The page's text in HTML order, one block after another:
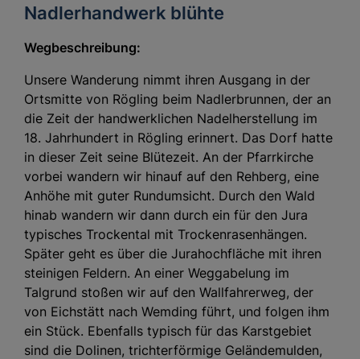
Nadlerhandwerk blühte
Wegbeschreibung:
Unsere Wanderung nimmt ihren Ausgang in der
Ortsmitte von Rögling beim Nadlerbrunnen, der an
die Zeit der handwerklichen Nadelherstellung im
18. Jahrhundert in Rögling erinnert. Das Dorf hatte
in dieser Zeit seine Blütezeit. An der Pfarrkirche
vorbei wandern wir hinauf auf den Rehberg, eine
Anhöhe mit guter Rundumsicht. Durch den Wald
hinab wandern wir dann durch ein für den Jura
typisches Trockental mit Trockenrasenhängen.
Später geht es über die Jurahochfläche mit ihren
steinigen Feldern. An einer Weggabelung im
Talgrund stoßen wir auf den Wallfahrerweg, der
von Eichstätt nach Wemding führt, und folgen ihm
ein Stück. Ebenfalls typisch für das Karstgebiet
sind die Dolinen, trichterförmige Geländemulden,